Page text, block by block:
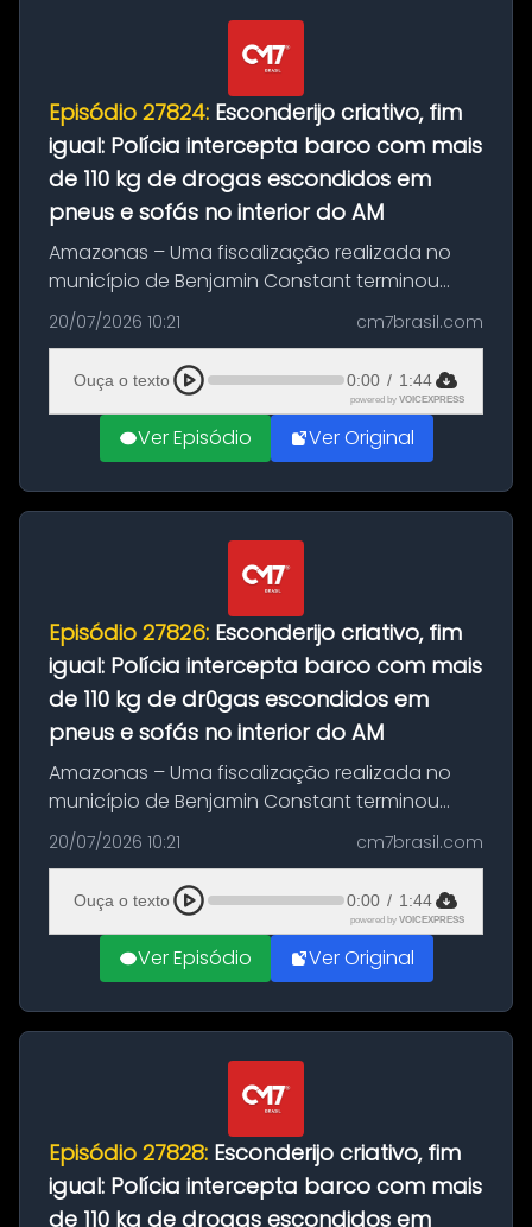
Episódio 27824: Esconderijo criativo, fim
igual: Polícia intercepta barco com mais
de 110 kg de drogas escondidos em
pneus e sofás no interior do AM
Amazonas – Uma fiscalização realizada no
município de Benjamin Constant terminou
com a apreensão de aproximadamente 115
quilos de entorpecentes em uma
embarcação atracada no porto da cidade. O
materia...
20/07/2026 10:21 cm7brasil.com
Ouça o texto 0:00 / 1:44
powered by VOICEXPRESS
Ver Episódio Ver Original
Episódio 27826: Esconderijo criativo, fim
igual: Polícia intercepta barco com mais
de 110 kg de dr0gas escondidos em
pneus e sofás no interior do AM
Amazonas – Uma fiscalização realizada no
município de Benjamin Constant terminou
com a apreensão de aproximadamente 115
quilos de entorpecentes em uma
embarcação atracada no porto da cidade. O
materia...
20/07/2026 10:21 cm7brasil.com
Ouça o texto 0:00 / 1:44
powered by VOICEXPRESS
Ver Episódio Ver Original
Episódio 27828: Esconderijo criativo, fim
igual: Polícia intercepta barco com mais
de 110 kg de drogas escondidos em